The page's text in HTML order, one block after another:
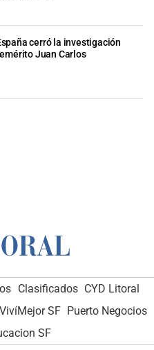
cerró la investigación
Juan Carlos
Clasificados CYD Litoral
VivíMejor SF Puerto Negocios
SF